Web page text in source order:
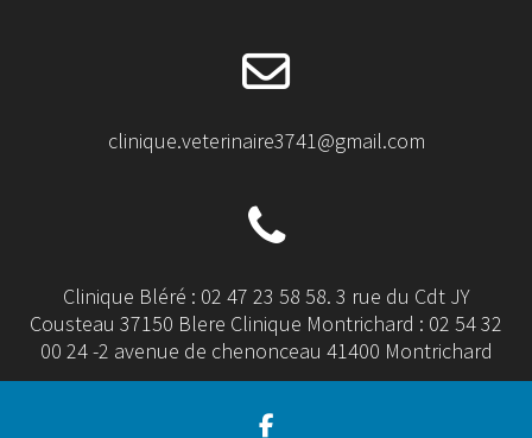
clinique.veterinaire3741@gmail.com
Clinique Bléré : 02 47 23 58 58. 3 rue du Cdt JY
Cousteau 37150 Blere Clinique Montrichard : 02 54 32
00 24 -2 avenue de chenonceau 41400 Montrichard